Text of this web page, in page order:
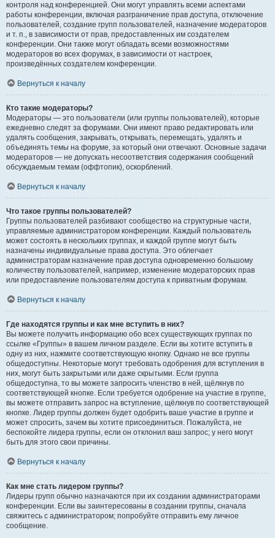
контроля над конференцией. Они могут управлять всеми аспектами
работы конференции, включая разграничение прав доступа, отключение
пользователей, создание групп пользователей, назначение модераторов
и т. п., в зависимости от прав, предоставленных им создателем
конференции. Они также могут обладать всеми возможностями
модераторов во всех форумах, в зависимости от настроек,
произведённых создателем конференции.
Вернуться к началу
Кто такие модераторы?
Модераторы — это пользователи (или группы пользователей), которые
ежедневно следят за форумами. Они имеют право редактировать или
удалять сообщения, закрывать, открывать, перемещать, удалять и
объединять темы на форуме, за который они отвечают. Основные задачи
модераторов — не допускать несоответствия содержания сообщений
обсуждаемым темам (оффтопик), оскорблений.
Вернуться к началу
Что такое группы пользователей?
Группы пользователей разбивают сообщество на структурные части,
управляемые администратором конференции. Каждый пользователь
может состоять в нескольких группах, и каждой группе могут быть
назначены индивидуальные права доступа. Это облегчает
администраторам назначение прав доступа одновременно большому
количеству пользователей, например, изменение модераторских прав
или предоставление пользователям доступа к приватным форумам.
Вернуться к началу
Где находятся группы и как мне вступить в них?
Вы можете получить информацию обо всех существующих группах по
ссылке «Группы» в вашем личном разделе. Если вы хотите вступить в
одну из них, нажмите соответствующую кнопку. Однако не все группы
общедоступны. Некоторые могут требовать одобрения для вступления в
них, могут быть закрытыми или даже скрытыми. Если группа
общедоступна, то вы можете запросить членство в ней, щёлкнув по
соответствующей кнопке. Если требуется одобрение на участие в группе,
вы можете отправить запрос на вступление, щёлкнув по соответствующей
кнопке. Лидер группы должен будет одобрить ваше участие в группе и
может спросить, зачем вы хотите присоединиться. Пожалуйста, не
беспокойте лидера группы, если он отклонил ваш запрос; у него могут
быть для этого свои причины.
Вернуться к началу
Как мне стать лидером группы?
Лидеры групп обычно назначаются при их создании администраторами
конференции. Если вы заинтересованы в создании группы, сначала
свяжитесь с администратором; попробуйте отправить ему личное
сообщение.